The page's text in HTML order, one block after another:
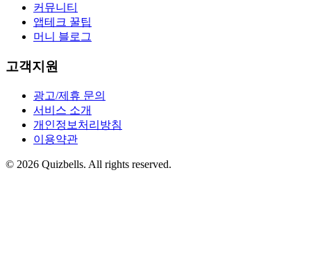
커뮤니티
앱테크 꿀팁
머니 블로그
고객지원
광고/제휴 문의
서비스 소개
개인정보처리방침
이용약관
© 2026 Quizbells. All rights reserved.